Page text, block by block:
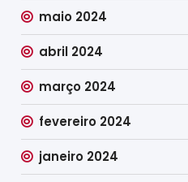
maio 2024
abril 2024
março 2024
fevereiro 2024
janeiro 2024